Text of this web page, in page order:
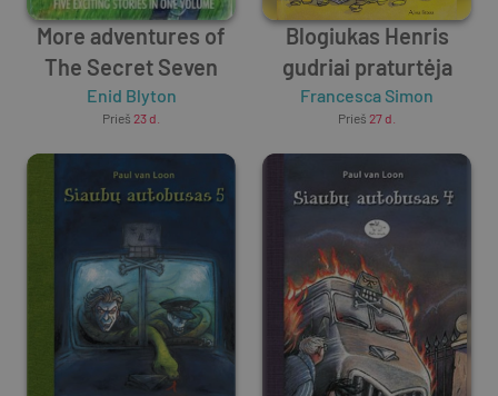
More adventures of
The Secret Seven
Enid Blyton
Prieš 23 d.
Blogiukas Henris
gudriai praturtėja
Francesca Simon
Prieš 27 d.